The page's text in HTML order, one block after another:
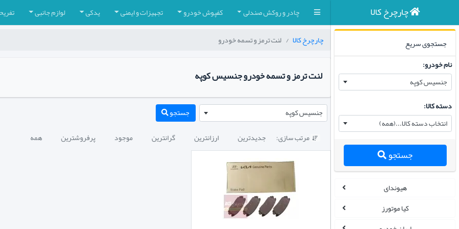
چادر و روکش صندلی کفپوش خودرو تجهیزات و ایمنی یدکی لوازم جانبی چارچرخ کالا
جستجوی سریع
نام خودرو:
جنسیس کوپه
دسته کالا:
انتخاب دسته کالا...(همه)
جستجو
هیوندای
کیا موتورز
چارچرخ کالا لنت ترمز و تسمه خودرو
لنت ترمز و تسمه خودرو جنسیس کوپه
جنسیس کوپه جستجو
 مرتب سازی: جدیدترین ارزانترین گرانترین موجود پرفروشترین همه